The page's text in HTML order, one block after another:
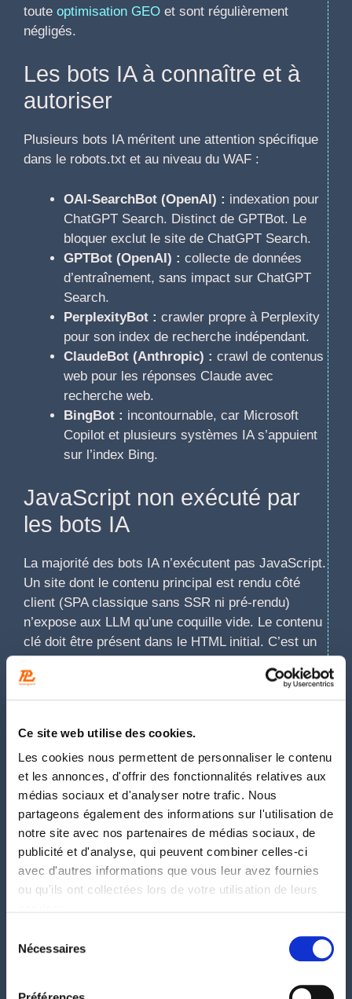
Ce site web utilise des cookies.
Les cookies nous permettent de personnaliser le contenu
et les annonces, d'offrir des fonctionnalités relatives aux
médias sociaux et d'analyser notre trafic. Nous
partageons également des informations sur l'utilisation de
notre site avec nos partenaires de médias sociaux, de
publicité et d'analyse, qui peuvent combiner celles-ci
avec d'autres informations que vous leur avez fournies
ou qu'ils ont collectées lors de votre utilisation de leurs
Nécessaires
toute optimisation GEO et sont régulièrement
négligés.
Les bots IA à connaître et à
autoriser
Plusieurs bots IA méritent une attention spécifique
dans le robots.txt et au niveau du WAF :
OAI-SearchBot (OpenAI) : indexation pour
ChatGPT Search. Distinct de GPTBot. Le
bloquer exclut le site de ChatGPT Search.
GPTBot (OpenAI) : collecte de données
d’entraînement, sans impact sur ChatGPT
Search.
PerplexityBot : crawler propre à Perplexity
pour son index de recherche indépendant.
ClaudeBot (Anthropic) : crawl de contenus
web pour les réponses Claude avec
recherche web.
BingBot : incontournable, car Microsoft
Copilot et plusieurs systèmes IA s’appuient
sur l’index Bing.
JavaScript non exécuté par
les bots IA
La majorité des bots IA n’exécutent pas JavaScript.
Un site dont le contenu principal est rendu côté
client (SPA classique sans SSR ni pré-rendu)
n’expose aux LLM qu’une coquille vide. Le contenu
clé doit être présent dans le HTML initial. C’est un
point sensible pour les sites en React, Vue ou
Angular sans rendu serveur.
4 – La doctrine
de rédaction
unifiée SEO +
GEO
Le référentiel propose une doctrine simple, qui se
autonomes qui servent simultanément le lecteur et